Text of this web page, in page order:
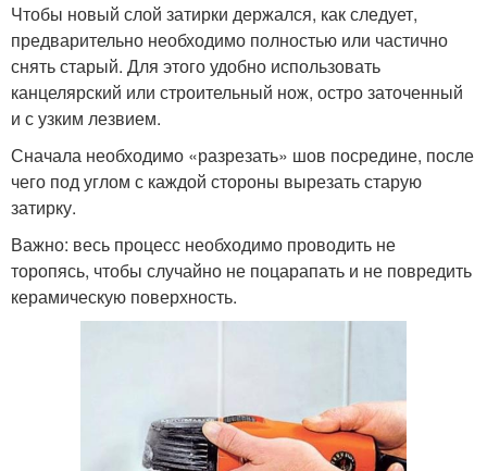
Чтобы новый слой затирки держался, как следует,
предварительно необходимо полностью или частично
снять старый. Для этого удобно использовать
канцелярский или строительный нож, остро заточенный
и с узким лезвием.
Сначала необходимо «разрезать» шов посредине, после
чего под углом с каждой стороны вырезать старую
затирку.
Важно: весь процесс необходимо проводить не
торопясь, чтобы случайно не поцарапать и не повредить
керамическую поверхность.